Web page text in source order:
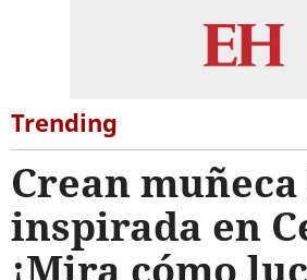
Trending
Crean
inspirada en